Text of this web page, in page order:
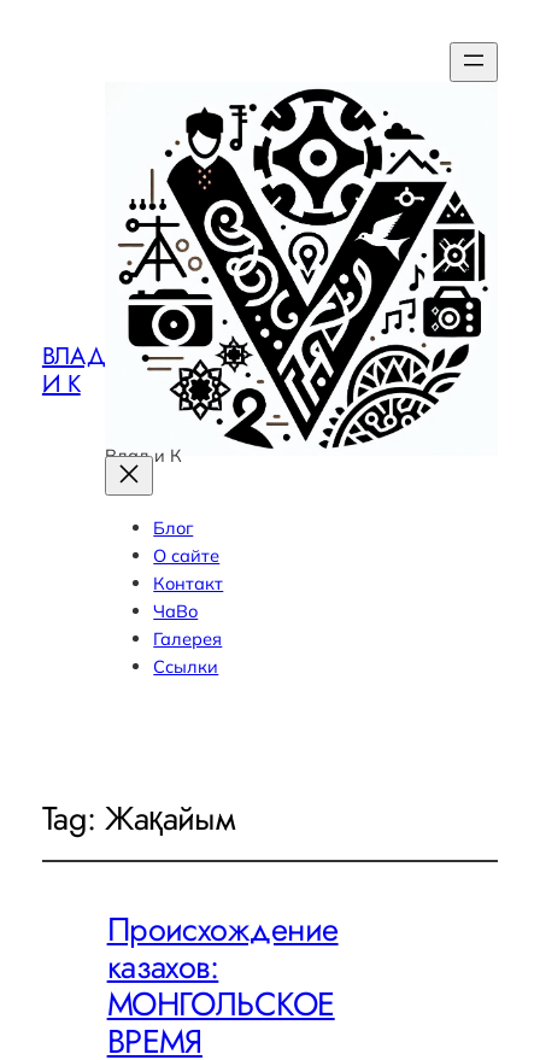
ВЛАД
И К
Влад и К
Блог
О сайте
Контакт
ЧаВо
Галерея
Ссылки
Tag:Жақайым
Происхождение
казахов:
МОНГОЛЬСКОЕ
ВРЕМЯ